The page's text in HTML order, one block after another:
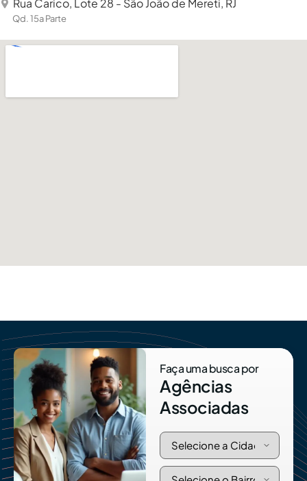
Rua Carico, Lote 28 - São João de Mereti, RJ
Qd. 15a Parte
Faça uma busca por
Agências
Associadas